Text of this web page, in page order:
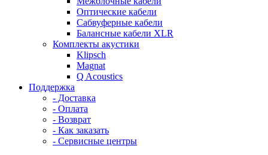
Оптические кабели
Сабвуферные кабели
Балансные кабели XLR
Комплекты акустики
Klipsch
Magnat
Q Acoustics
Поддержка
- Доставка
- Оплата
- Возврат
- Как заказать
- Сервисные центры